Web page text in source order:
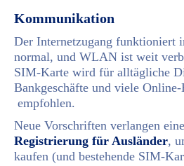
Kommunikation
Der Internetzugang funktioniert
normal, und WLAN ist weit
SIM-Karte wird für alltägliche
Bankgeschäfte und viele
empfohlen.
Neue Vorschriften verlangen eine
Registrierung für Ausländer,
kaufen (und bestehende SIM-